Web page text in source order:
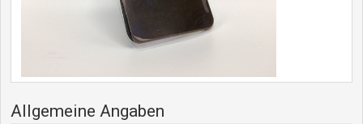
Allgemeine Angaben